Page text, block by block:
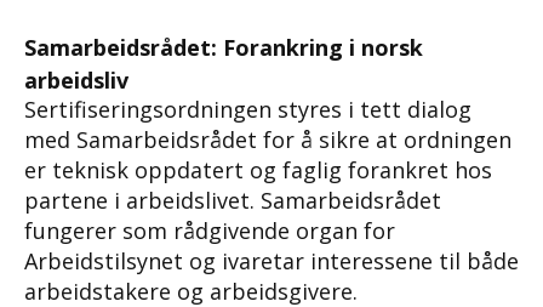
Samarbeidsrådet: Forankring i norsk
arbeidsliv
Sertifiseringsordningen styres i tett dialog
med Samarbeidsrådet for å sikre at ordningen
er teknisk oppdatert og faglig forankret hos
partene i arbeidslivet. Samarbeidsrådet
fungerer som rådgivende organ for
Arbeidstilsynet og ivaretar interessene til både
arbeidstakere og arbeidsgivere.